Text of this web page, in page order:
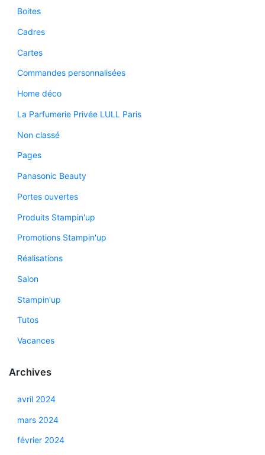
Boites
Cadres
Cartes
Commandes personnalisées
Home déco
La Parfumerie Privée LULL Paris
Non classé
Pages
Panasonic Beauty
Portes ouvertes
Produits Stampin'up
Promotions Stampin'up
Réalisations
Salon
Stampin'up
Tutos
Vacances
Archives
avril 2024
mars 2024
février 2024